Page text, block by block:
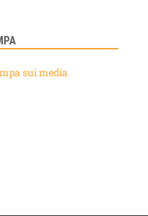
sui media